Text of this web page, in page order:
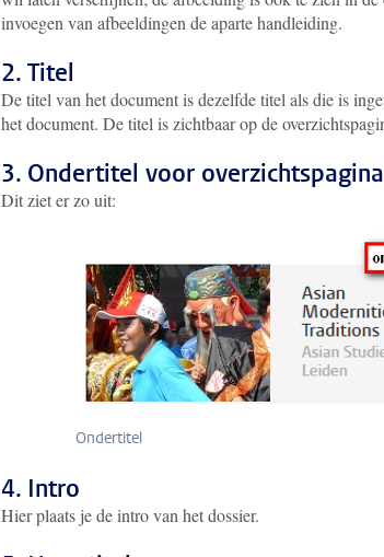
invoegen van afbeeldingen de aparte handleiding.
2. Titel
De titel van het document is dezelfde titel als die is
het document. De titel is zichtbaar op de
3. Ondertitel voor
Dit ziet er zo uit:
Ondertitel
4. Intro
Hier plaats je de intro van het dossier.